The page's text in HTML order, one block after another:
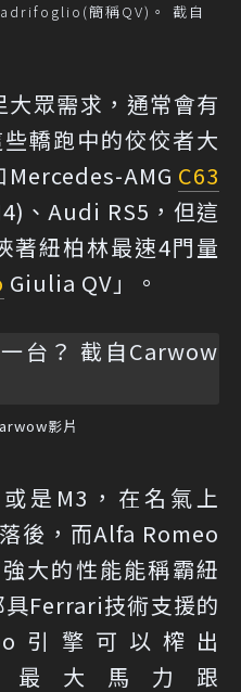
簡稱QV)。 截自
大眾需求，通常會有
轎跑中的佼佼者大
AMG C63
、Audi RS5，但這
著紐柏林最速4門量
Giulia QV」。
影片
是M3，在名氣上
後，而Alfa Romeo
大的性能能稱霸紐
Ferrari技術支援的
引擎可以榨出
的最大馬力跟